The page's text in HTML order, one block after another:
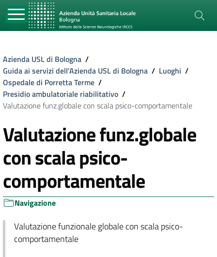
Azienda USL di Bologna /
Guida ai servizi dell'Azienda USL di Bologna / Luoghi /
Ospedale di Porretta Terme /
Presidio ambulatoriale riabilitativo /
Valutazione funz.globale con scala psico-comportamentale
Valutazione funz.globale
con scala psico-
comportamentale
Navigazione
Valutazione funzionale globale con scala psico-
comportamentale